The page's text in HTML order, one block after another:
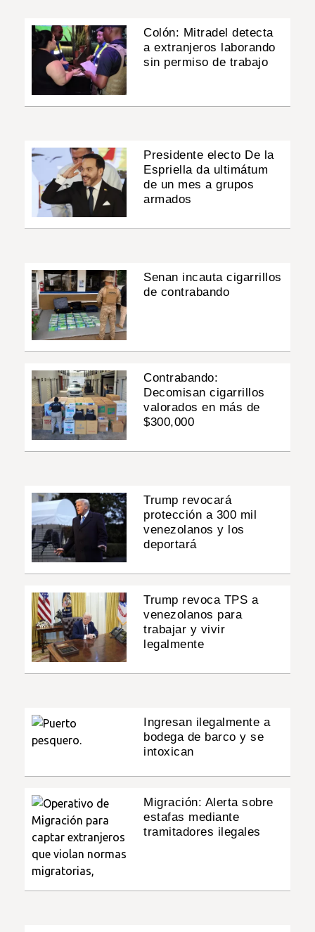
Colón: Mitradel detecta
a extranjeros laborando
sin permiso de trabajo
Presidente electo De la
Espriella da ultimátum
de un mes a grupos
armados
Senan incauta cigarrillos
de contrabando
Contrabando:
Decomisan cigarrillos
valorados en más de
$300,000
Trump revocará
protección a 300 mil
venezolanos y los
deportará
Trump revoca TPS a
venezolanos para
trabajar y vivir
legalmente
Ingresan ilegalmente a
bodega de barco y se
intoxican
Migración: Alerta sobre
estafas mediante
tramitadores ilegales